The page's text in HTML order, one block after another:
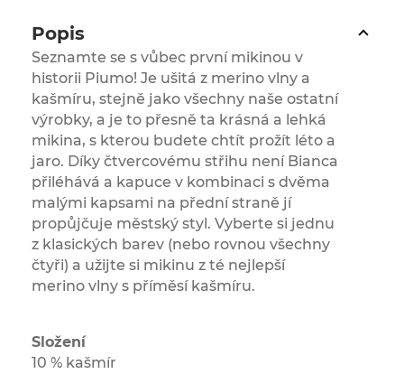
Popis
Seznamte se s vůbec první mikinou v
historii Piumo! Je ušitá z merino vlny a
kašmíru, stejně jako všechny naše ostatní
výrobky, a je to přesně ta krásná a lehká
mikina, s kterou budete chtít prožít léto a
jaro. Díky čtvercovému střihu není Bianca
přiléhává a kapuce v kombinaci s dvěma
malými kapsami na přední straně jí
propůjčuje městský styl. Vyberte si jednu
z klasických barev (nebo rovnou všechny
čtyři) a užijte si mikinu z té nejlepší
merino vlny s příměsí kašmíru.
Složení
10 % kašmír